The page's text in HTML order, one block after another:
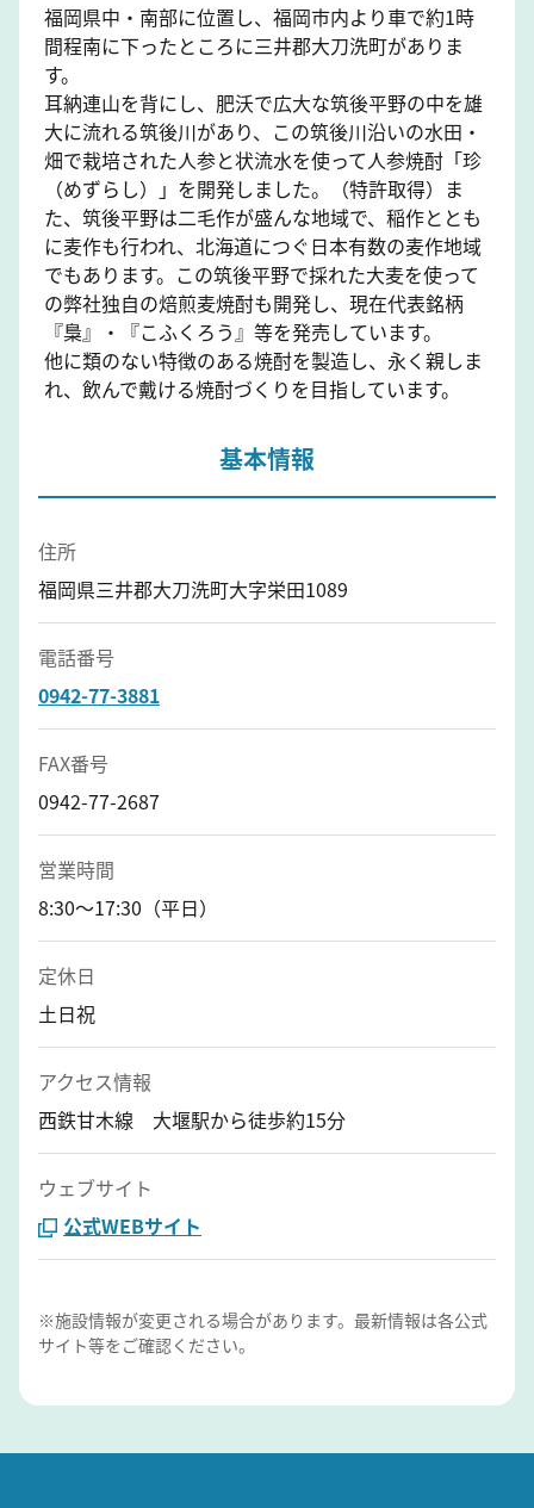
福岡県中・南部に位置し、福岡市内より車で約1時
間程南に下ったところに三井郡大刀洗町がありま
す。
耳納連山を背にし、肥沃で広大な筑後平野の中を雄
大に流れる筑後川があり、この筑後川沿いの水田・
畑で栽培された人参と状流水を使って人参焼酎「珍
（めずらし）」を開発しました。（特許取得）ま
た、筑後平野は二毛作が盛んな地域で、稲作ととも
に麦作も行われ、北海道につぐ日本有数の麦作地域
でもあります。この筑後平野で採れた大麦を使って
の弊社独自の焙煎麦焼酎も開発し、現在代表銘柄
『梟』・『こふくろう』等を発売しています。
他に類のない特徴のある焼酎を製造し、永く親しま
れ、飲んで戴ける焼酎づくりを目指しています。
基本情報
住所
福岡県三井郡大刀洗町大字栄田1089
電話番号
0942-77-3881
FAX番号
0942-77-2687
営業時間
8:30～17:30（平日）
定休日
土日祝
アクセス情報
西鉄甘木線 大堰駅から徒歩約15分
ウェブサイト
公式WEBサイト
※施設情報が変更される場合があります。最新情報は各公式
サイト等をご確認ください。